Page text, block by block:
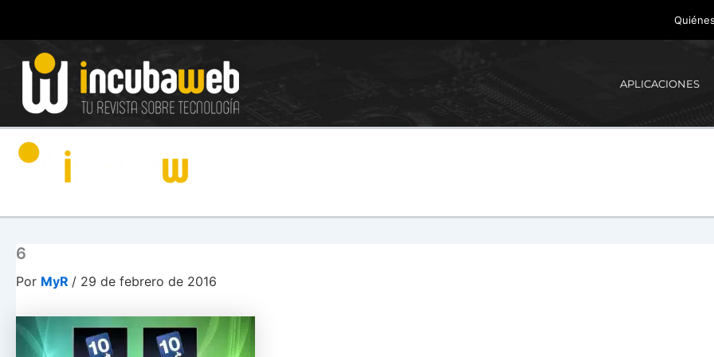
contenido
APLICACIONES
6
Por MyR / 29 de febrero de 2016